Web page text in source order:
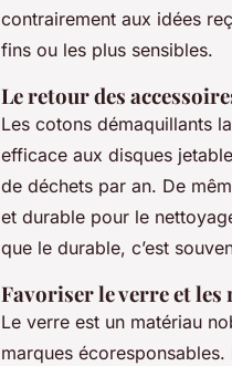
contrairement aux idées
fins ou les plus sensibles.
Le retour des
Les cotons démaquillants
efficace aux disques
de déchets par an. De
et durable pour le
que le durable, c’est
Favoriser le verre et les
Le verre est un matériau
marques